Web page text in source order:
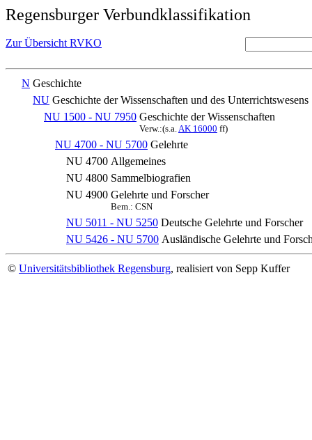
Regensburger Verbundklassifikation
Zur Übersicht RVKO
N Geschichte
NU Geschichte der Wissenschaften und des Unterrichtswesens
NU 1500 - NU 7950 Geschichte der Wissenschaften
Verw.:(s.a.AK 16000 ff)
NU 4700 - NU 5700 Gelehrte
NU 4700 Allgemeines
NU 4800 Sammelbiografien
NU 4900 Gelehrte und Forscher
Bem.: CSN
NU 5011 - NU 5250 Deutsche Gelehrte und Forscher
NU 5426 - NU 5700 Ausländische Gelehrte und
© Universitätsbibliothek Regensburg, realisiert von Sepp Kuffer